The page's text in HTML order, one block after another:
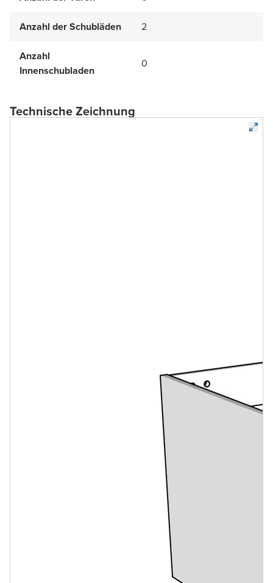
Anzahl der Schubläden 2
Anzahl
Innenschubladen
0
Technische Zeichnung